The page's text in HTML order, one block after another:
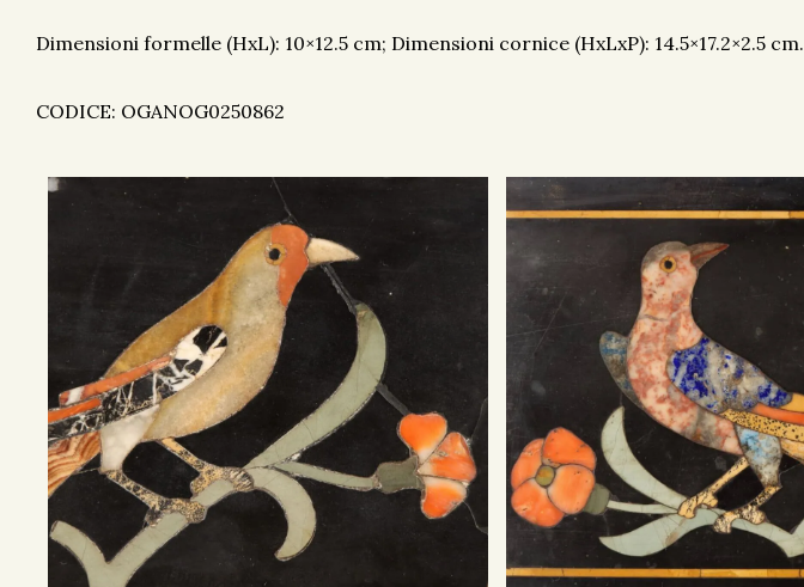
Dimensioni formelle (HxL): 10×12.5 cm; Dimensioni cornice (HxLxP): 14.5×17.2×2.5 cm.
CODICE: OGANOG0250862